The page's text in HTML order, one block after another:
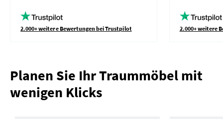
2.000+ weitere Bewertungen bei Trustpilot 2.000+ weitere
Planen Sie Ihr Traummöbel mit
wenigen Klicks